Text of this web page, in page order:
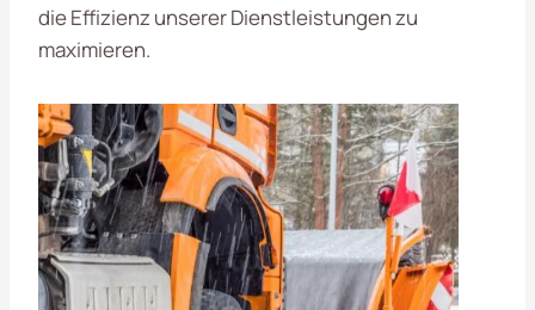
die Effizienz unserer Dienstleistungen zu
maximieren.